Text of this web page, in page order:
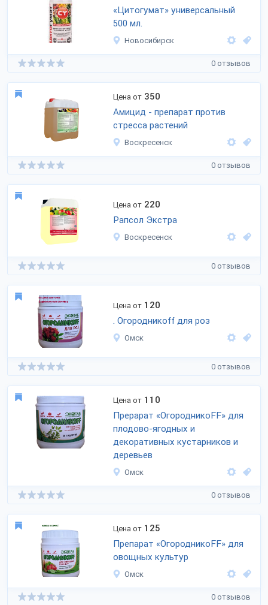
«Цитогумат» универсальный
500 мл.
Новосибирск
0 отзывов
Цена от 350
Амицид - препарат против
стресса растений
Воскресенск
0 отзывов
Цена от 220
Рапсол Экстра
Воскресенск
0 отзывов
Цена от 120
. Огородникоff для роз
Омск
0 отзывов
Цена от 110
Прерарат «ОгородникоFF» для
плодово-ягодных и
декоративных кустарников и
деревьев
Омск
0 отзывов
Цена от 125
Препарат «ОгородникоFF» для
овощных культур
Омск
0 отзывов